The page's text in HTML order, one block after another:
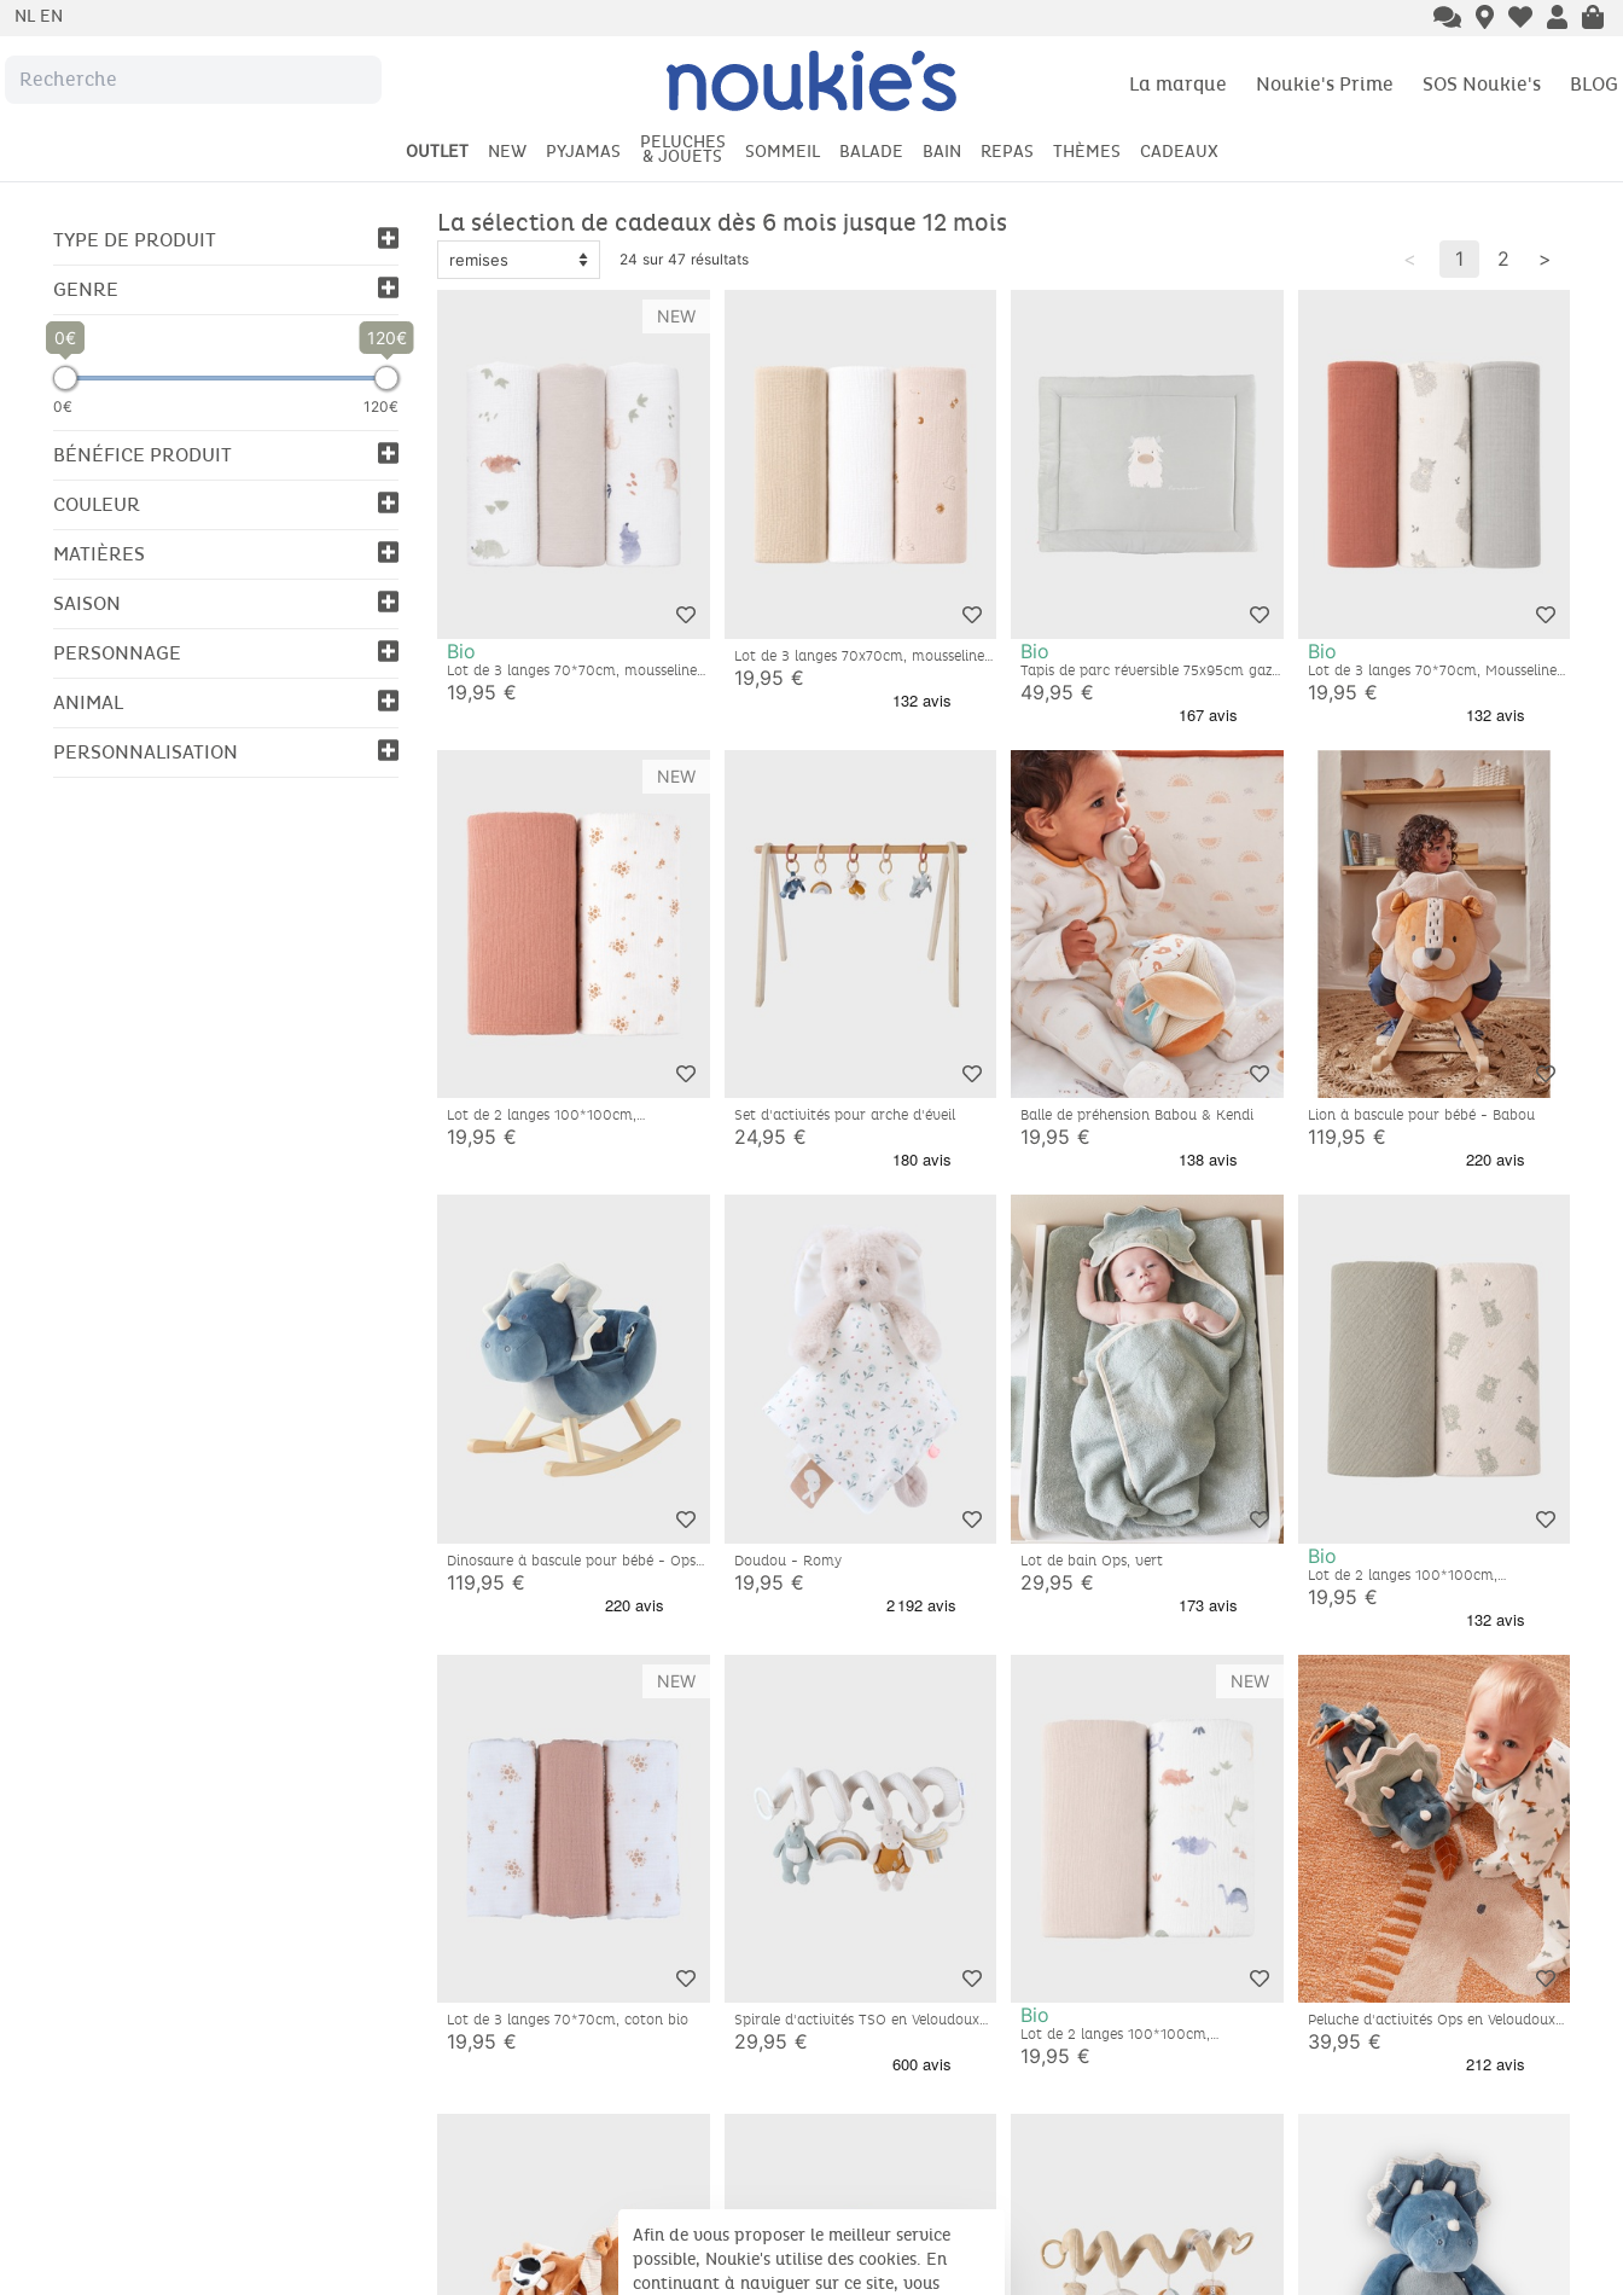
NL EN
La marque Noukie's Prime SOS Noukie's BLOG
OUTLET NEW PYJAMAS PELUCHES
& JOUETS SOMMEIL BALADE BAIN REPAS THÈMES CADEAUX
TYPE DE PRODUIT
GENRE
0 120
0€ 120€
BÉNÉFICE PRODUIT
COULEUR
MATIÈRES
SAISON
PERSONNAGE
ANIMAL
PERSONNALISATION
La sélection de cadeaux dès 6 mois jusque 12 mois
24 sur 47 résultats < 1 2 >
NEW
Bio
Lot de 3 langes 70*70cm, mousseline
de coton bio
19,95 €
Lot de 3 langes 70x70cm, mousseline
19,95 €
Bio
Tapis de parc réversible 75x95cm gaze
de coton bio - Fluffy
49,95 €
Bio
Lot de 3 langes 70*70cm, Mousseline
de coton bio
19,95 €
NEW
Lot de 2 langes 100*100cm,
mousseline de coton bio
19,95 €
Set d'activités pour arche d'éveil
24,95 €
Balle de préhension Babou & Kendi
19,95 €
Lion à bascule pour bébé - Babou
119,95 €
Dinosaure à bascule pour bébé - Ops
119,95 €
Doudou - Romy
19,95 €
Lot de bain Ops, vert
29,95 €
Bio
Lot de 2 langes 100*100cm,
Mousseline de coton bio
19,95 €
NEW
Lot de 3 langes 70*70cm, coton bio
19,95 €
Spirale d'activités TSO en Veloudoux®,
beige
29,95 €
NEW
Bio
Lot de 2 langes 100*100cm,
mousseline de coton bio
19,95 €
Peluche d'activités Ops en Veloudoux®
et mousseline de coton BIO, bleu
39,95 €
Afin de vous proposer le meilleur service
possible, Noukie's utilise des cookies. En
continuant à naviguer sur ce site, vous